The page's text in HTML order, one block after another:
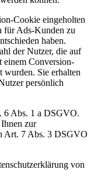
Cookie eingeholten
für Ads-Kunden zu
haben.
der Nutzer, die auf
einem Conversion-
wurden. Sie erhalten
persönlich
6 Abs. 1 a DSGVO.
zur
Art. 7 Abs. 3 DSGVO
von